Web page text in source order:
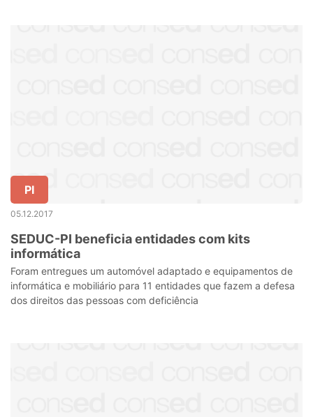
PI
05.12.2017
SEDUC-PI beneficia entidades com kits
informática
Foram entregues um automóvel adaptado e equipamentos de
informática e mobiliário para 11 entidades que fazem a defesa
dos direitos das pessoas com deficiência